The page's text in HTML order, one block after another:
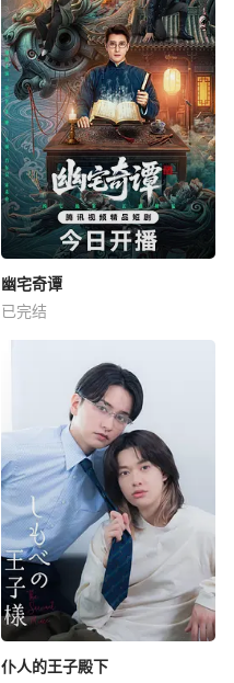
幽宅奇谭
已完结
仆人的王子殿下